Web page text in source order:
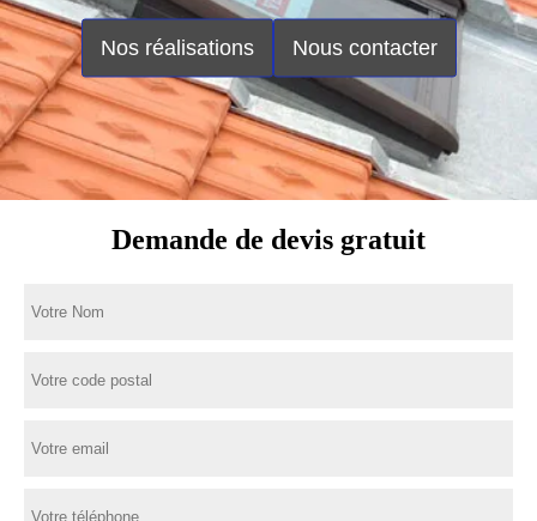
Nos réalisations Nous contacter
Demande de devis gratuit